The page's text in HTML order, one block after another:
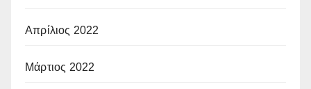
Απρίλιος 2022
Μάρτιος 2022